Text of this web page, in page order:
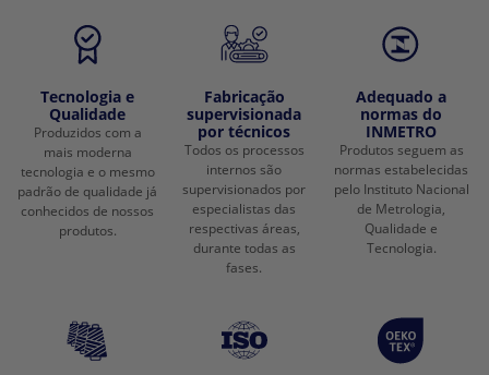
Tecnologia e
Qualidade
Produzidos com a
mais moderna
tecnologia e o mesmo
padrão de qualidade já
conhecidos de nossos
produtos.
Fabricação
supervisionada
por técnicos
Todos os processos
internos são
supervisionados por
especialistas das
respectivas áreas,
durante todas as
fases.
Adequado a
normas do
INMETRO
Produtos seguem as
normas estabelecidas
pelo Instituto Nacional
de Metrologia,
Qualidade e
Tecnologia.